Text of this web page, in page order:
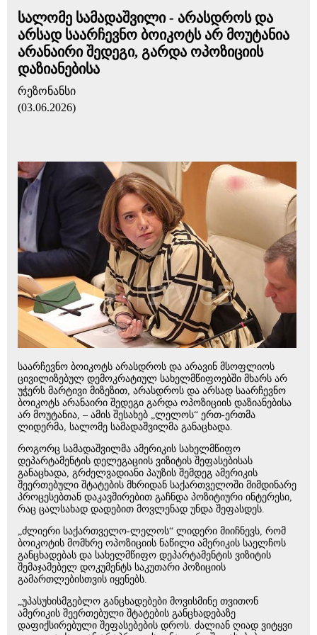
სალომე სამადაშვილი - არასდროს და
არსად საარჩევნო ბოიკოტს არ მოუტანია
არანაირი შედეგი, გარდა ოპოზიციის
დაზიანებისა
რეზონანსი
(03.06.2026)
საარჩევნო ბოიკოტს არასდროს და არავინ მსოფლიოს
ცივილიზებულ დემოკრატიულ სახელმწიფოებში მხარს არ
უჭერს მარტივი მიზეზით, არასდროს და არსად საარჩევნო
ბოიკოტს არანაირი შედეგი გარდა ოპოზიციის დაზიანებისა
არ მოუტანია, – ამის შესახებ „ლელოს“ ერთ-ერთმა
ლიდერმა, სალომე სამადაშვილმა განაცხადა.
როგორც სამადაშვილმა ამერიკის სახელმწიფო
დეპარტამენტის დელეგაციის ვიზიტის შეფასებისას
განაცხადა, გრძელვადიანი პაუზის შემდეგ ამერიკის
შეერთებული შტატების მხრიდან საქართველოში მიმდინარე
პროცესებთან დაკავშირებით გაჩნდა პოზიტიური ინტერესი,
რაც ცალსახად დადებით მოვლენად უნდა შეფასდეს.
„ძლიერი საქართველო-ლელოს“ ლიდერი მიიჩნევს, რომ
ბოიკოტის მომხრე ოპოზიციის ნაწილი ამერიკის საელჩოს
განცხადებას და სახელმწიფო დეპარტამენტის ვიზიტის
შემაჯამებელ დოკუმენტს საკუთარი პოზიციის
გამართლებისთვის იყენებს.
„უპასუხისმგებლო განცხადებები მოვისმინე თვითონ
ამერიკის შეერთებული შტატების განცხადებაზე
დაფიქსირებული შეფასებების დროს. ძალიან ღიად ვიტყვი